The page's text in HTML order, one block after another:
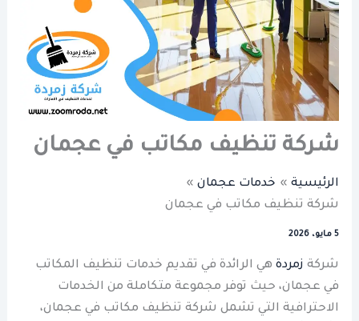
شركة تنظيف مكاتب في عجمان
الرئيسية
خدمات عجمان
شركة تنظيف مكاتب في عجمان
5 مايو، 2026
شركة زمردة هي الرائدة في تقديم خدمات تنظيف المكاتب
في عجمان، حيث توفر مجموعة متكاملة من الخدمات
الاحترافية التي تشمل شركة تنظيف مكاتب في عجمان،